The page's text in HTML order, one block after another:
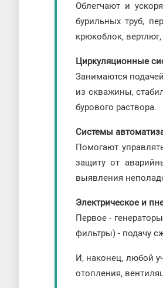
Облегчают и
бурильных труб,
крюкоблок,
Циркуляционные
Занимаются
из скважины,
бурового раствора.
Системы
Помогают
защиту от
выявления
Электрическое и
Первое -
фильтры) - подачу
И, наконец, любой
отопления,